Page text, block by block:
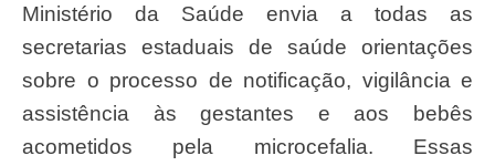
Ministério da Saúde envia a todas as
secretarias estaduais de saúde orientações
sobre o processo de notificação, vigilância e
assistência às gestantes e aos bebês
acometidos pela microcefalia. Essas